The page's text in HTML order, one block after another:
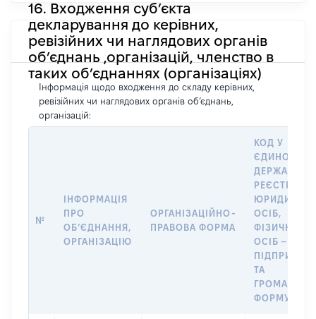
16. Входження суб’єкта
декларування до керівних,
ревізійних чи наглядових органів
об’єднань ,організацій, членство в
таких об’єднаннях (організаціях)
Інформація щодо входження до складу керівних,
ревізійних чи наглядових органів об’єднань,
організацій:
№
ІНФОРМАЦІЯ
ПРО
ОБʼЄДНАННЯ,
ОРГАНІЗАЦІЮ
ОРГАНІЗАЦІЙНО-
ПРАВОВА ФОРМА
КОД У
ЄДИНОМУ
РЕЄСТРІ
ОСІБ,
ФІЗИЧНИХ
ОСІБ –
ТА